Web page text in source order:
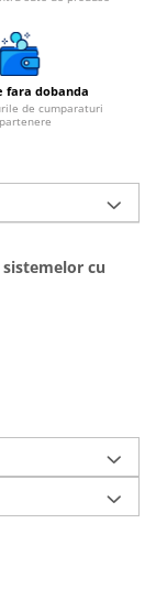
fara dobanda
de cumparaturi
partenere
cu